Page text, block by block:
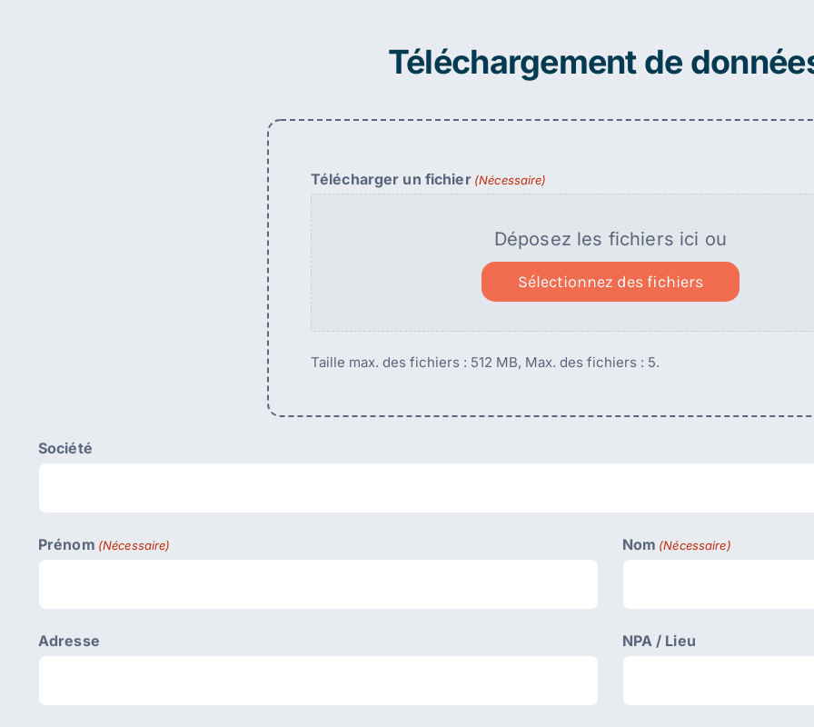
Téléchargement de
Télécharger un fichier (Nécessaire)
Déposez les fichiers ici ou
Sélectionnez des fichiers
Taille max. des fichiers : 512 MB, Max. des fichiers : 5.
Société
Prénom (Nécessaire) Nom (Nécessaire)
Adresse NPA / Lieu